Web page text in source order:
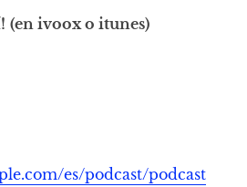
(en ivoox o itunes)
es/podcast/podcast